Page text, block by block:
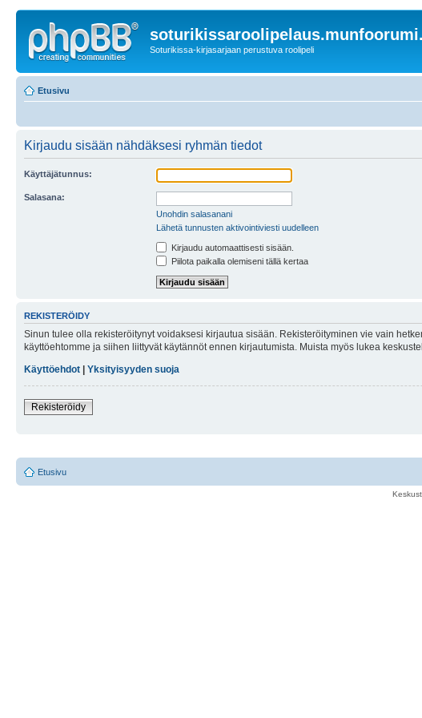
Soturikissa-kirjasarjaan perustuva roolipeli
Etusivu
Kirjaudu sisään nähdäksesi ryhmän tiedot
Käyttäjätunnus:
Salasana:
Unohdin salasanani
Lähetä tunnusten aktivointiviesti uudelleen
Kirjaudu automaattisesti sisään.
Piilota paikalla olemiseni tällä kertaa
REKISTERÖIDY
Sinun tulee olla rekisteröitynyt voidaksesi kirjautua sisään. Rekisteröityminen vie vain
käyttöehtomme ja siihen liittyvät käytännöt ennen kirjautumista. Muista myös lukea
Käyttöehdot
Yksityisyyden suoja
Rekisteröidy
Etusivu